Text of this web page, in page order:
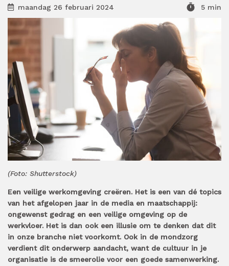
maandag 26 februari 2024 timer 5 min
(Foto: Shutterstock)
Een veilige werkomgeving creëren. Het is een van dé topics
van het afgelopen jaar in de media en maatschappij:
ongewenst gedrag en een veilige omgeving op de
werkvloer. Het is dan ook een illusie om te denken dat dit
in onze branche niet voorkomt. Ook in de mondzorg
verdient dit onderwerp aandacht, want de cultuur in je
organisatie is de smeerolie voor een goede samenwerking.